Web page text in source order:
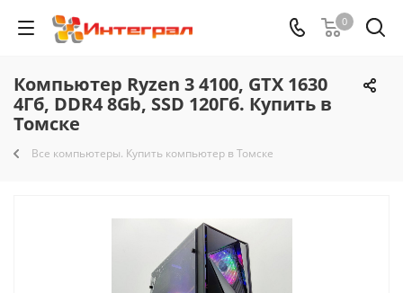
0
Компьютер Ryzen 3 4100, GTX 1630
4Гб, DDR4 8Gb, SSD 120Гб. Купить в
Томске
Все компьютеры. Купить компьютер в Томске